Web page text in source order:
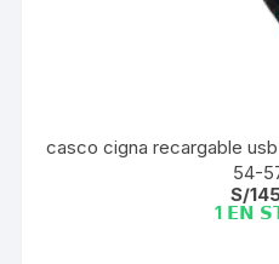
casco cigna recargable
54-
S/
1 𝗘𝗡